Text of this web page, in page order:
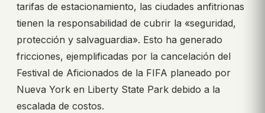
tarifas de estacionamiento, las ciudades anfitrionas
tienen la responsabilidad de cubrir la «seguridad,
protección y salvaguardia». Esto ha generado
fricciones, ejemplificadas por la cancelación del
Festival de Aficionados de la FIFA planeado por
Nueva York en Liberty State Park debido a la
escalada de costos.